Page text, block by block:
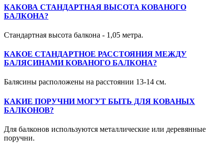
КАКОВА СТАНДАРТНАЯ ВЫСОТА КОВАНОГО
БАЛКОНА?
Стандартная высота балкона - 1,05 метра.
КАКОЕ СТАНДАРТНОЕ РАССТОЯНИЯ МЕЖДУ
БАЛЯСИНАМИ КОВАНОГО БАЛКОНА?
Балясины расположены на расстоянии 13-14 см.
КАКИЕ ПОРУЧНИ МОГУТ БЫТЬ ДЛЯ КОВАНЫХ
БАЛКОНОВ?
Для балконов используются металлические или деревянные
поручни.